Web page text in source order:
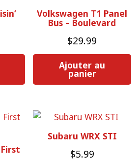
Volkswagen T1 Panel
Bus – Boulevard
$29.99
Ajouter au
panier
Subaru WRX STI
$5.99